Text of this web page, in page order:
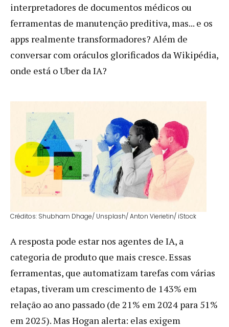
interpretadores de documentos médicos ou
ferramentas de manutenção preditiva, mas... e os
apps realmente transformadores? Além de
conversar com oráculos glorificados da Wikipédia,
onde está o Uber da IA?
Créditos: Shubham Dhage/ Unsplash/ Anton Vierietin/ iStock
A resposta pode estar nos agentes de IA, a
categoria de produto que mais cresce. Essas
ferramentas, que automatizam tarefas com várias
etapas, tiveram um crescimento de 143% em
relação ao ano passado (de 21% em 2024 para 51%
em 2025). Mas Hogan alerta: elas exigem